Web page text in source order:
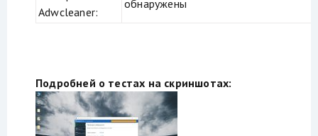
Adwcleaner:
обнаружены
Подробней о тестах на скриншотах: